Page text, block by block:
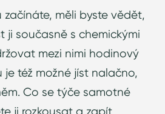
začínáte, měli byste vědět,
ji současně s chemickými
mezi nimi hodinový
je též možné jíst nalačno,
Co se týče samotné
ji rozkousat a zapít